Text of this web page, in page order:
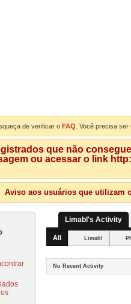
de verificar o FAQ . Você precisa
que não
ou acessar o link
Aviso aos usuários que utilizam
Limabl's Activity
All Limabl
No Recent Activity